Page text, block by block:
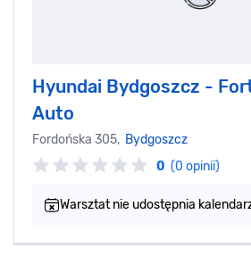
Hyundai Bydgoszcz -
Auto
Fordońska 305, Bydgoszcz
0 (0 opinii)
Warsztat nie udostępnia